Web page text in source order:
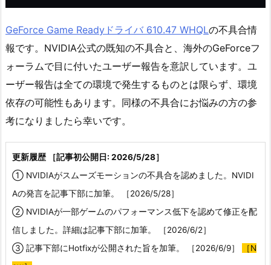
GeForce Game Readyドライバ 610.47 WHQLの不具合情
報です。NVIDIA公式の既知の不具合と、海外のGeForceフ
ォーラムで目に付いたユーザー報告を意訳しています。ユ
ーザー報告は全ての環境で発生するものとは限らず、環境
依存の可能性もあります。同様の不具合にお悩みの方の参
考になりましたら幸いです。
更新履歴 ［記事初公開日: 2026/5/28］
① NVIDIAがスムーズモーションの不具合を認めました。NVIDI
Aの発言を記事下部に加筆。 ［2026/5/28］
② NVIDIAが一部ゲームのパフォーマンス低下を認めて修正を配
信しました。詳細は記事下部に加筆。 ［2026/6/2］
③ 記事下部にHotfixが公開された旨を加筆。 ［2026/6/9］
［N